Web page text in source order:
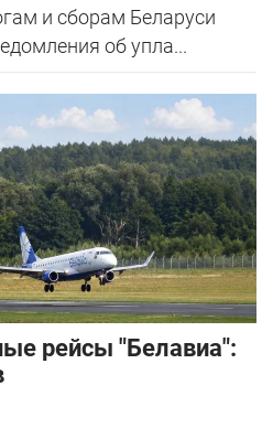
и сборам Беларуси
об упла...
рейсы "Белавиа":